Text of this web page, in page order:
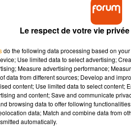
ont été condamnés pour
le Loiret ⬦
époque, constaté des vols dans
Le respect de votre vie
do the following data processing based on
Use limited data to select advertising;
Measure advertising performance;
data from different sources; Develop and
content; Use limited data to select content;
and content; Save and communicate
browsing data to offer following
data; Match and combine data from
automatically.